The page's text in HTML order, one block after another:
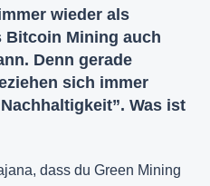
wieder als
Bitcoin Mining auch
Denn gerade
sich immer
Was ist
dass du Green Mining